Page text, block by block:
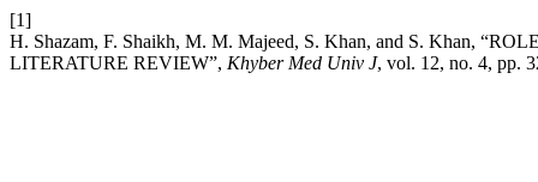
[1]
H. Shazam, F. Shaikh, M. M. Majeed, S. Khan, and S. Khan,
LITERATURE REVIEW”, Khyber Med Univ J, vol. 12, no. 4, pp.